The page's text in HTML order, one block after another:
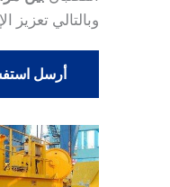
وبالتالي تعزيز
أرسل